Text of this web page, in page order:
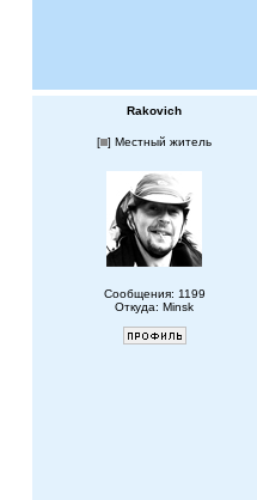
Rakovich
[ ] Местный житель
Сообщения: 1199
Откуда: Minsk